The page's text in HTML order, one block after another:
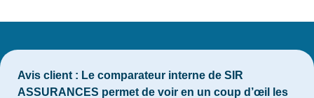
Avis client : Le comparateur interne de SIR
ASSURANCES permet de voir en un coup d’œil les